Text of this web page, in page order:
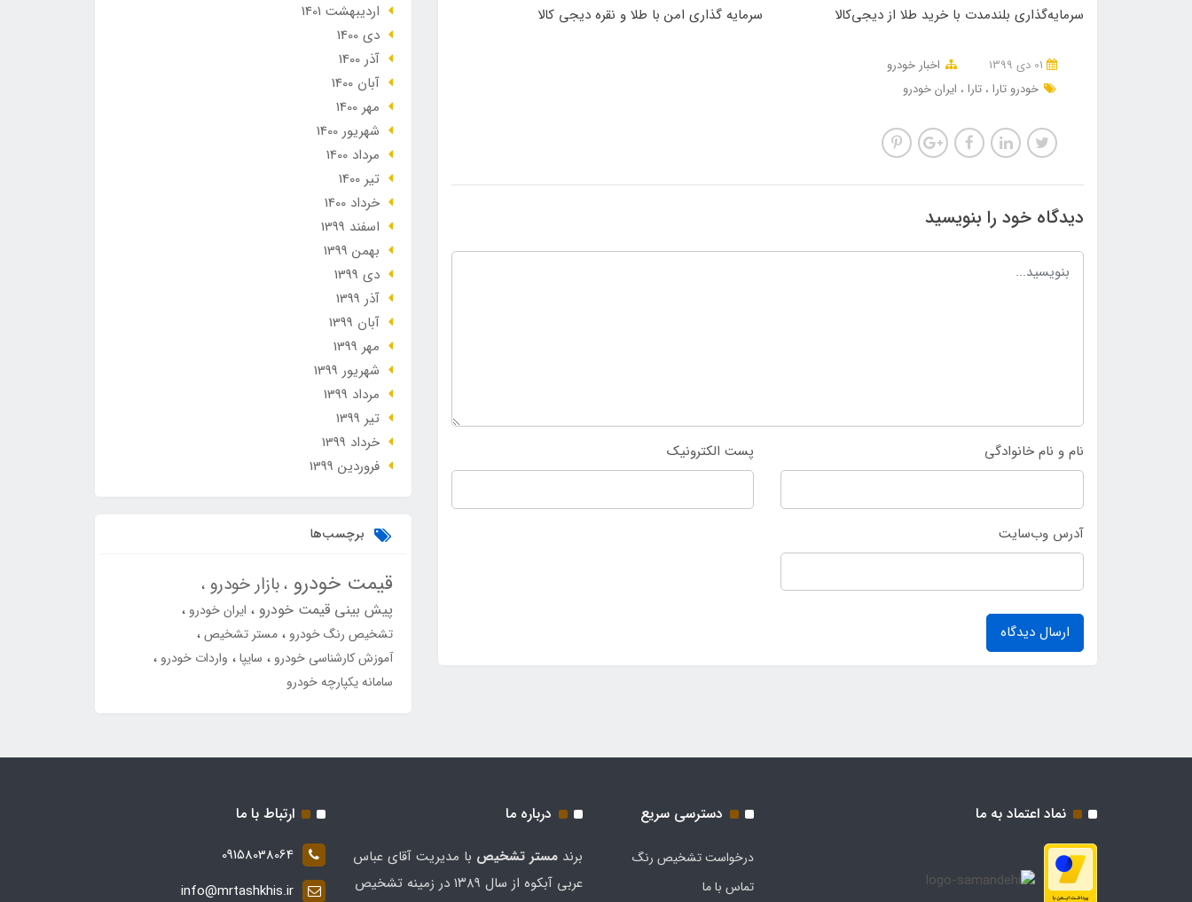
سرمایه‌گذاری بلندمدت با خرید طلا از دیجی‌کالا
سرمایه گذاری امن با طلا و نقره دیجی کالا
اخبار خودرو
خودرو تارا تارا ایران خودرو
دیدگاه خود را بنویسید
نام و نام خانوادگی پست الکترونیک
آدرس وب‌سایت
ارسال دیدگاه
ارديبهشت 1401
دی 1400
آذر 1400
آبان 1400
مهر 1400
شهریور 1400
مرداد 1400
تير 1400
خرداد 1400
اسفند 1399
بهمن 1399
دی 1399
آذر 1399
آبان 1399
مهر 1399
شهریور 1399
مرداد 1399
تير 1399
خرداد 1399
فروردین 1399
برچسب‌ها
قیمت خودرو بازار خودرو
پیش بینی قیمت خودرو ایران خودرو
تشخیص رنگ خودرو مستر تشخیص
آموزش کارشناسی خودرو سایپا واردات خودرو
سامانه یکپارچه خودرو
نماد اعتماد به ما دسترسی سریع
درخواست تشخیص رنگ
تماس با ما
درباره ما
برند مستر تشخيص با مدیریت آقای عباس
عربی آبکوه از سال ۱۳۸۹ در زمینه تشخیص
ارتباط با ما
09158038064
info@mrtashkhis.ir